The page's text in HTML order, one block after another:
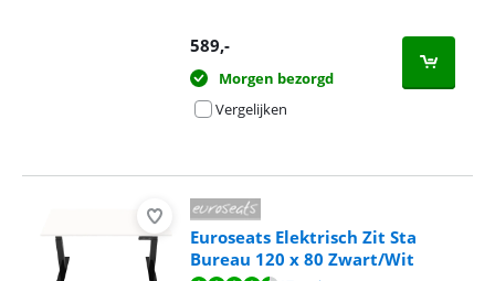
589,-
Morgen bezorgd
Vergelijken
Euroseats Elektrisch Zit Sta
Bureau 120 x 80 Zwart/Wit